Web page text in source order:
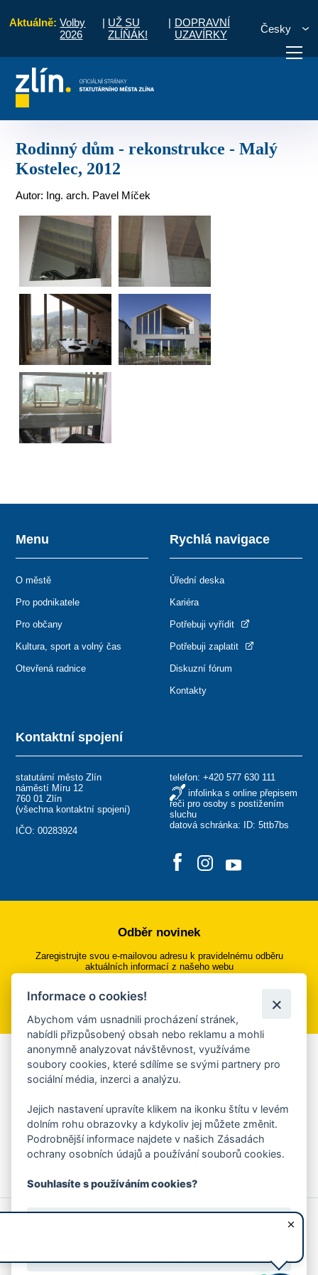
Aktuálně: Volby
2026
| UŽ SU
ZLÍŇÁK!
| DOPRAVNÍ
UZAVÍRKY
Česky
vyřídit Potřebuji zaplatit Diskuzní
Rodinný dům - rekonstrukce - Malý
Kostelec, 2012
Autor: Ing. arch. Pavel Míček
Kontaktní spojení
statutární město Zlín
náměstí Míru 12
760 01 Zlín
(všechna kontaktní spojení)
IČO: 00283924
telefon: +420 577 630 111
infolinka s online přepisem
řeči pro osoby s postižením
sluchu
datová schránka: ID: 5ttb7bs
Menu
O městě
Pro podnikatele
Pro občany
Kultura, sport a volný čas
Otevřená radnice
Rychlá navigace
Úřední deska
Kariéra
Potřebuji vyřídit
Potřebuji zaplatit
Diskuzní fórum
Kontakty
Odběr novinek
Zaregistrujte svou e-mailovou adresu k pravidelnému odběru
aktuálních informací z našeho webu
Přihlásit se k odběru
Aplikace Mobilní rozhlas
Chcete dostávat do svého mobilu či mailu upozornění na
ankety, pozvánky na kulturní a sportovní akce?
Více informací o aplikaci
© 2026 Magistrát města Zlína
Prohlášení o používání cookies
Informace o cookies!
Abychom vám usnadnili procházení stránek,
nabídli přizpůsobený obsah nebo reklamu a mohli
anonymně analyzovat návštěvnost, využíváme
soubory cookies, které sdílíme se svými partnery pro
sociální média, inzerci a analýzu.
Jejich nastavení upravíte klikem na ikonku štítu v levém
dolním rohu obrazovky a kdykoliv jej můžete změnit.
Podrobnější informace najdete v našich Zásadách
ochrany osobních údajů a používání souborů cookies.
Souhlasíte s používáním cookies?